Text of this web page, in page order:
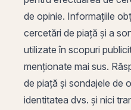
de opinie. Informațiile
cercetări de piață și a
utilizate în scopuri
menționate mai sus.
de piață și sondajele de
identitatea dvs. și nici